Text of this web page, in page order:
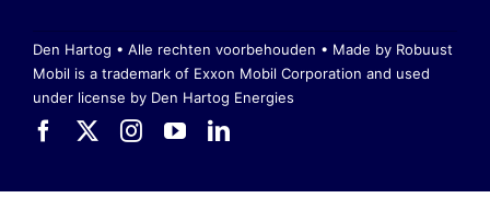
Den Hartog • Alle rechten voorbehouden • Made by Robuust
Mobil is a trademark of Exxon Mobil Corporation and used
under license by Den Hartog Energies